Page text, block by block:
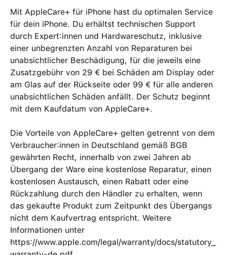
Mit AppleCare+ für iPhone hast du optimalen Service
für dein iPhone. Du erhältst technischen Support
durch Expert:innen und Hardware­schutz, inklusive
einer unbegrenzten Anzahl von Reparaturen bei
unabsicht­licher Beschädigung, für die jeweils eine
Zusatzgebühr von 29 € bei Schäden am Display oder
am Glas auf der Rückseite oder 99 € für alle anderen
unabsicht­lichen Schäden anfällt. Der Schutz beginnt
mit dem Kaufdatum von AppleCare+.
Die Vorteile von AppleCare+ gelten getrennt von dem
Verbraucher:innen in Deutschland gemäß BGB
gewährten Recht, innerhalb von zwei Jahren ab
Übergang der Ware eine kostenlose Reparatur, einen
kostenlosen Austausch, einen Rabatt oder eine
Rückzahlung durch den Händler zu erhalten, wenn
das gekaufte Produkt zum Zeitpunkt des Übergangs
nicht dem Kaufvertrag entspricht. Weitere
Informationen unter
https://www.apple.com/legal/warranty/docs/statutory_